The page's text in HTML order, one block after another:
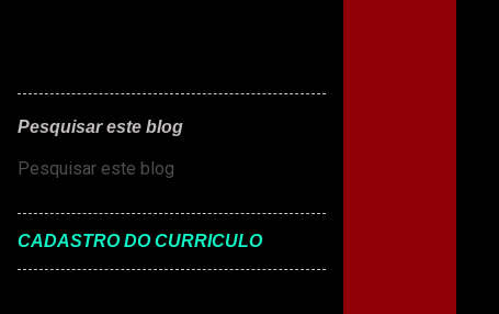
Pesquisar este blog
CADASTRO DO CURRICULO